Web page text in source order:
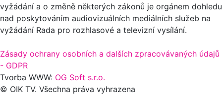
vyžádání a o změně některých zákonů je orgánem dohledu
nad poskytováním audiovizuálních mediálních služeb na
vyžádání Rada pro rozhlasové a televizní vysílání.
Zásady ochrany osobních a dalších zpracovávaných údajů
- GDPR
Tvorba WWW: OG Soft s.r.o.
© OIK TV. Všechna práva vyhrazena